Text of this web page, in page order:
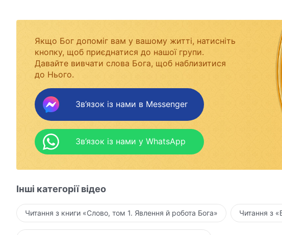
Якщо Бог допоміг вам у вашому житті, натисніть
кнопку, щоб приєднатися до нашої групи.
Давайте вивчати слова Бога, щоб наблизитися
до Нього.
Зв’язок із нами в Messenger
Зв’язок із нами у WhatsApp
Інші категорії відео
Читання з книги «Слово, том 1. Явлення й робота Бога» Читання з